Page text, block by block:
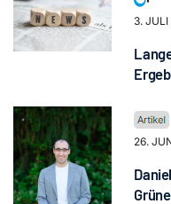
3.
26.